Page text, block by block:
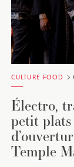
CULTURE FOOD
Électro,
petit
Temple